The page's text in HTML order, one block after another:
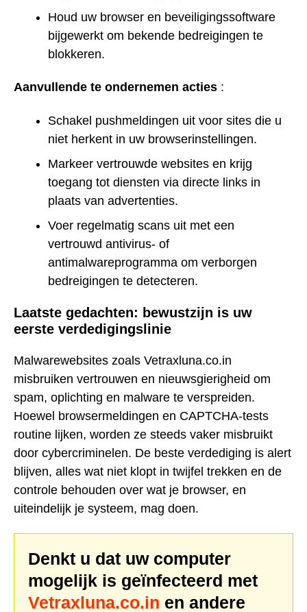
Houd uw browser en beveiligingssoftware
bijgewerkt om bekende bedreigingen te
blokkeren.
Aanvullende te ondernemen acties :
Schakel pushmeldingen uit voor sites die u
niet herkent in uw browserinstellingen.
Markeer vertrouwde websites en krijg
toegang tot diensten via directe links in
plaats van advertenties.
Voer regelmatig scans uit met een
vertrouwd antivirus- of
antimalwareprogramma om verborgen
bedreigingen te detecteren.
Laatste gedachten: bewustzijn is uw
eerste verdedigingslinie
Malwarewebsites zoals Vetraxluna.co.in
misbruiken vertrouwen en nieuwsgierigheid om
spam, oplichting en malware te verspreiden.
Hoewel browsermeldingen en CAPTCHA-tests
routine lijken, worden ze steeds vaker misbruikt
door cybercriminelen. De beste verdediging is alert
blijven, alles wat niet klopt in twijfel trekken en de
controle behouden over wat je browser, en
uiteindelijk je systeem, mag doen.
Denkt u dat uw computer
mogelijk is geïnfecteerd met
Vetraxluna.co.in en andere